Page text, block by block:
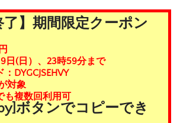
了】期間限定クーポン
日(日）、23時59分まで
DYGCJSEHVY
対象
も複数回利用可
ボタンでコピーでき